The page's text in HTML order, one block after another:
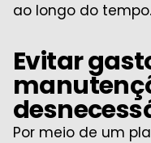
ao longo do tempo.
Evitar
Por meio de um